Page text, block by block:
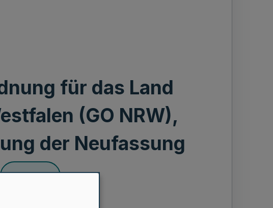
für das Land
(GO NRW),
der Neufassung
Fußnoten